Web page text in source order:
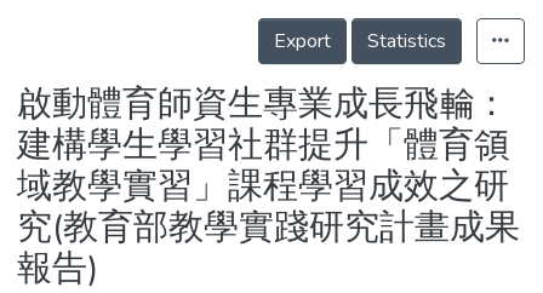
Statistics
Details
Export
Statistics
啟動體育師資生專業成長飛輪：
建構學生學習社群提升「體育領
域教學實習」課程學習成效之研
究(教育部教學實踐研究計畫成果
報告)